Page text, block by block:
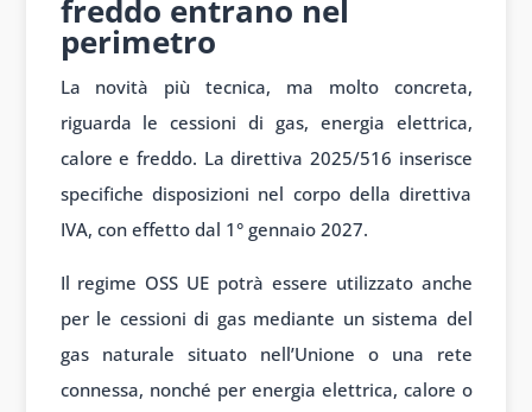
freddo entrano nel
perimetro
La novità più tecnica, ma molto concreta,
riguarda le cessioni di gas, energia elettrica,
calore e freddo. La direttiva 2025/516 inserisce
specifiche disposizioni nel corpo della direttiva
IVA, con effetto dal 1° gennaio 2027.
Il regime OSS UE potrà essere utilizzato anche
per le cessioni di gas mediante un sistema del
gas naturale situato nell’Unione o una rete
connessa, nonché per energia elettrica, calore o